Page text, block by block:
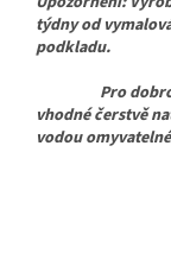
týdny od
podkladu.
Pro dobrou
vhodné čerstvě
vodou